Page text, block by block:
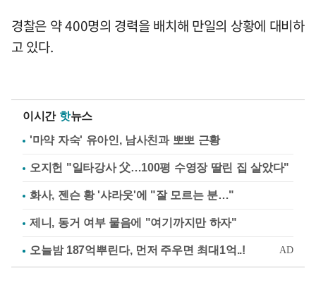
경찰은 약 400명의 경력을 배치해 만일의 상황에 대비하
고 있다.
이시간 핫뉴스
'마약 자숙' 유아인, 남사친과 뽀뽀 근황
오지헌 "일타강사 父…100평 수영장 딸린 집 살았다"
화사, 젠슨 황 '샤라웃'에 "잘 모르는 분…"
제니, 동거 여부 물음에 "여기까지만 하자"